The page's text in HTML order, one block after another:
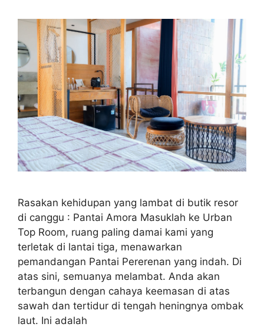
Rasakan kehidupan yang lambat di butik resor
di canggu : Pantai Amora Masuklah ke Urban
Top Room, ruang paling damai kami yang
terletak di lantai tiga, menawarkan
pemandangan Pantai Pererenan yang indah. Di
atas sini, semuanya melambat. Anda akan
terbangun dengan cahaya keemasan di atas
sawah dan tertidur di tengah heningnya ombak
laut. Ini adalah